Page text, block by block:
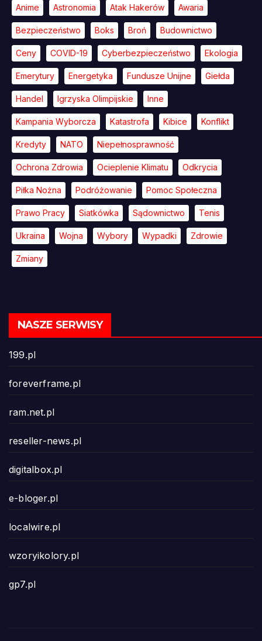
Anime Astronomia Atak Hakerów Awaria
Bezpieczeństwo Boks Broń Budownictwo
Ceny COVID-19 Cyberbezpieczeństwo Ekologia
Emerytury Energetyka Fundusze Unijne Giełda
Handel Igrzyska Olimpijskie Inne
Kampania Wyborcza Katastrofa Kibice Konflikt
Kredyty NATO Niepełnosprawność
Ochrona Zdrowia Ocieplenie Klimatu Odkrycia
Piłka Nożna Podróżowanie Pomoc Społeczna
Prawo Pracy Siatkówka Sądownictwo Tenis
Ukraina Wojna Wybory Wypadki Zdrowie
Zmiany
NASZE SERWISY
199.pl
foreverframe.pl
ram.net.pl
reseller-news.pl
digitalbox.pl
e-bloger.pl
localwire.pl
wzoryikolory.pl
gp7.pl